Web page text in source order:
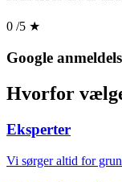
0 /5 ★
Google
Hvorfor
Eksperter
Vi sørger altid for